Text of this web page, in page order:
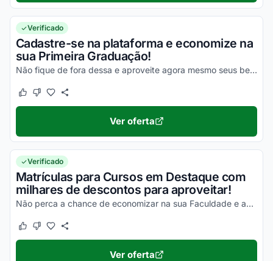
Verificado
Cadastre-se na plataforma e economize na
sua Primeira Graduação!
Não fique de fora dessa e aproveite agora mesmo seus benefícios!
Este cupom funcionou
Este cupom não funcionou
Ver oferta
Verificado
Matrículas para Cursos em Destaque com
milhares de descontos para aproveitar!
Não perca a chance de economizar na sua Faculdade e aproveite todas as ofertas disponíveis!
Este cupom funcionou
Este cupom não funcionou
Ver oferta